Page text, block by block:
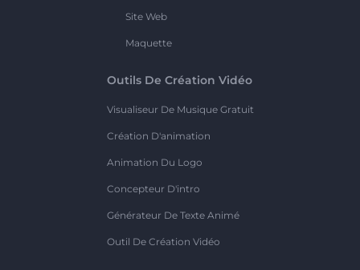
Site Web
Maquette
Outils De Création Vidéo
Visualiseur De Musique Gratuit
Création D'animation
Animation Du Logo
Concepteur D'intro
Générateur De Texte Animé
Outil De Création Vidéo